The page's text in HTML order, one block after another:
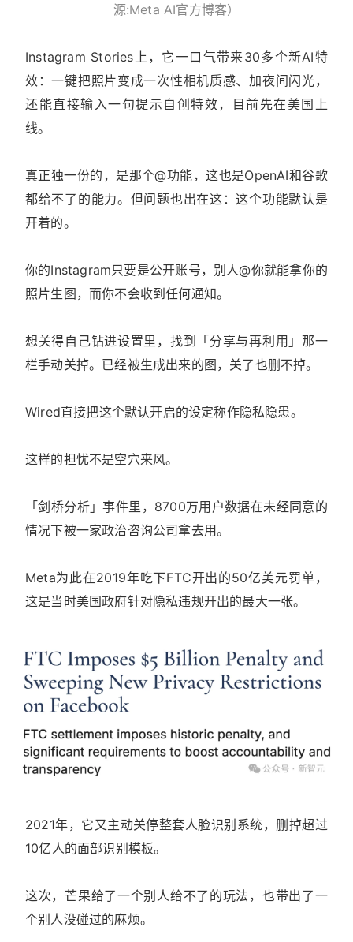
源:Meta AI官方博客）
Instagram Stories上，它一口气带来30多个新AI特
效：一键把照片变成一次性相机质感、加夜间闪光，
还能直接输入一句提示自创特效，目前先在美国上
线。
真正独一份的，是那个@功能，这也是OpenAI和谷歌
都给不了的能力。但问题也出在这：这个功能默认是
开着的。
你的Instagram只要是公开账号，别人@你就能拿你的
照片生图，而你不会收到任何通知。
想关得自己钻进设置里，找到「分享与再利用」那一
栏手动关掉。已经被生成出来的图，关了也删不掉。
Wired直接把这个默认开启的设定称作隐私隐患。
这样的担忧不是空穴来风。
「剑桥分析」事件里，8700万用户数据在未经同意的
情况下被一家政治咨询公司拿去用。
Meta为此在2019年吃下FTC开出的50亿美元罚单，
这是当时美国政府针对隐私违规开出的最大一张。
2021年，它又主动关停整套人脸识别系统，删掉超过
10亿人的面部识别模板。
这次，芒果给了一个别人给不了的玩法，也带出了一
个别人没碰过的麻烦。